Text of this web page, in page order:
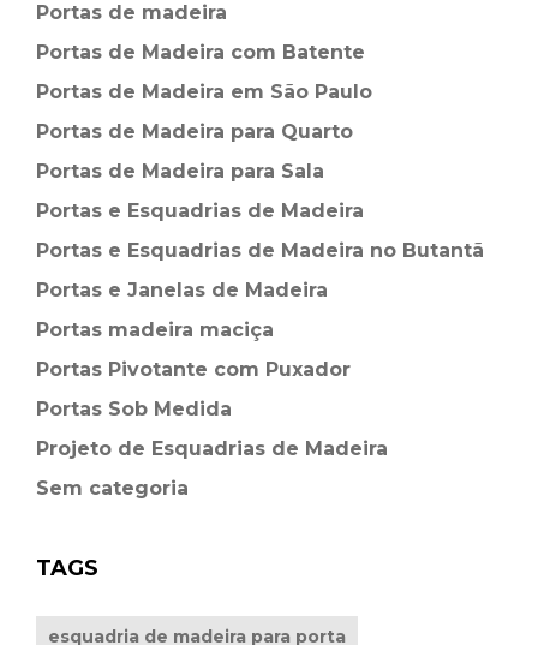
Portas de madeira
Portas de Madeira com Batente
Portas de Madeira em São Paulo
Portas de Madeira para Quarto
Portas de Madeira para Sala
Portas e Esquadrias de Madeira
Portas e Esquadrias de Madeira no Butantã
Portas e Janelas de Madeira
Portas madeira maciça
Portas Pivotante com Puxador
Portas Sob Medida
Projeto de Esquadrias de Madeira
Sem categoria
TAGS
esquadria de madeira para porta